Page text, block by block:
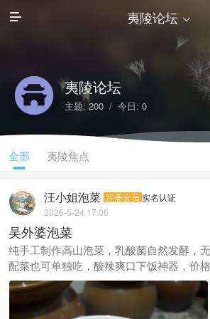
 夷陵论坛 
夷陵论坛
主题: 200 / 今日: 0
全部 夷陵焦点
汪小姐泡菜 注册会员 实名认证
2026-5-24 17:06
吴外婆泡菜
纯手工制作高山泡菜，乳酸菌自然发酵，
配菜也可单独吃，酸辣爽口下饭神器，价